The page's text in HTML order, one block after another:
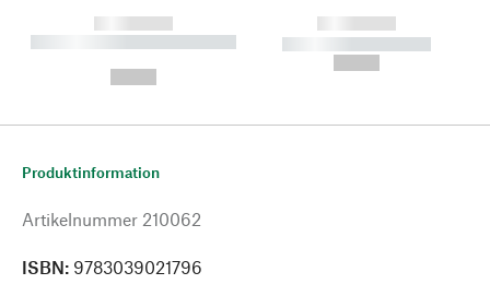
------------
----------- ----------- --------
------------
----------- -----------
Produktinformation
Artikelnummer 210062
ISBN: 9783039021796